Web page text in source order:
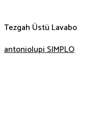
Tezgah Üstü Lavabo
antoniolupi SIMPLO